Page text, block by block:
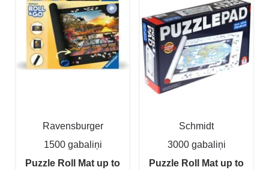
Ravensburger
1500 gabaliņi
Puzzle Roll Mat up to
Schmidt
3000 gabaliņi
Puzzle Roll Mat up to